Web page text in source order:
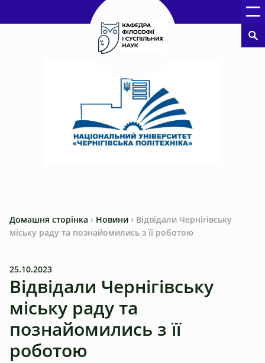
Домашня сторінка › Новини › Відвідали Чернігівську
міську раду та познайомились з її роботою
25.10.2023
Відвідали Чернігівську
міську раду та
познайомились з її
роботою